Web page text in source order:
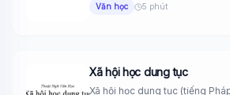
Văn học 5 phút
Xã hội học dung tục
Xã hội học dung tục (tiếng